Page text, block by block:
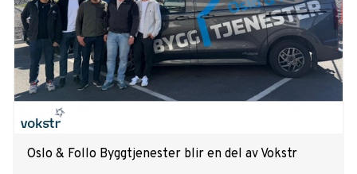
Oslo & Follo Byggtjenester blir en del av Vokstr